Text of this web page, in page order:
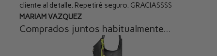
cliente al detalle. Repetiré seguro. GRACIASSSS
MARIAM VAZQUEZ
Comprados juntos habitualmente...